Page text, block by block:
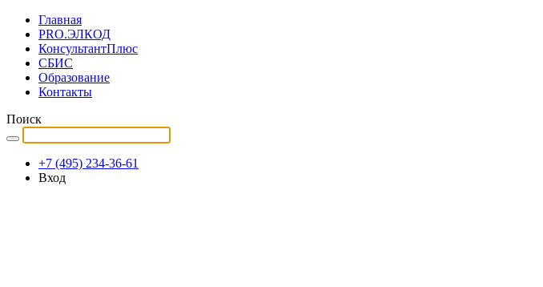
Главная
PRO.ЭЛКОД
КонсультантПлюс
СБИС
Образование
Контакты
Поиск
+7 (495) 234-36-61
Вход